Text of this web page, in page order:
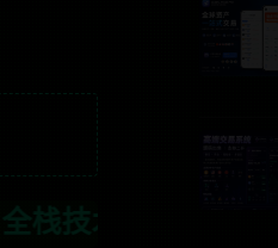
定制，二开联系